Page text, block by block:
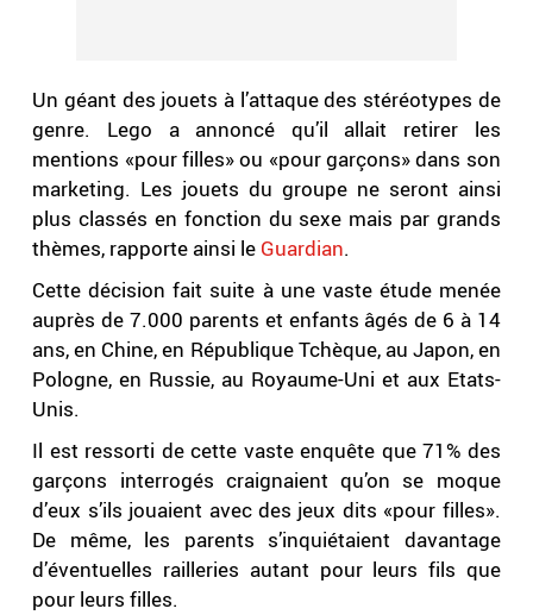
Un géant des jouets à l’attaque des stéréotypes de
genre. Lego a annoncé qu’il allait retirer les
mentions «pour filles» ou «pour garçons» dans son
marketing. Les jouets du groupe ne seront ainsi
plus classés en fonction du sexe mais par grands
thèmes, rapporte ainsi le Guardian.
Cette décision fait suite à une vaste étude menée
auprès de 7.000 parents et enfants âgés de 6 à 14
ans, en Chine, en République Tchèque, au Japon, en
Pologne, en Russie, au Royaume-Uni et aux Etats-
Unis.
Il est ressorti de cette vaste enquête que 71% des
garçons interrogés craignaient qu’on se moque
d’eux s’ils jouaient avec des jeux dits «pour filles».
De même, les parents s’inquiétaient davantage
d’éventuelles railleries autant pour leurs fils que
pour leurs filles.